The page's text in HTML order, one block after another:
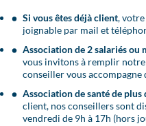
Si vous êtes déjà client,
joignable par mail et
Association de 2 salariés ou
vous invitons à remplir notre
conseiller vous
Association de santé de plus
client, nos conseillers sont
vendredi de 9h à 17h (hors